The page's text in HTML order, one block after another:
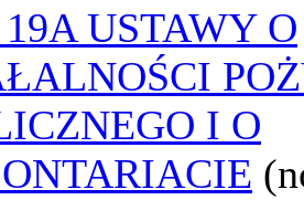
USTAWY O
I O